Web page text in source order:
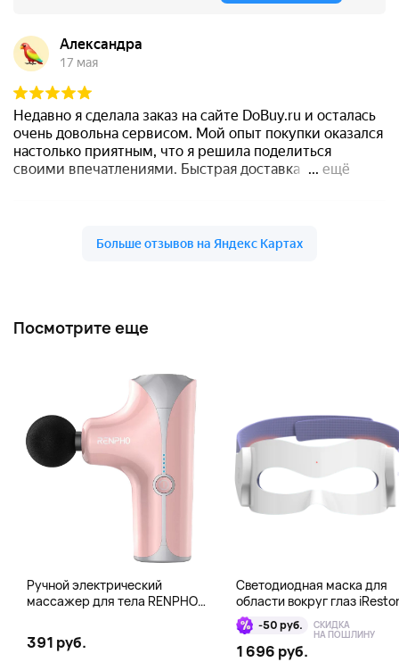
Посмотрите еще
Ручной электрический
массажер для тела RENPHO
391 руб.
Светодиодная маска для
области вокруг глаз
Illumina LED Eye Mask
-50 руб. СКИДКА
НА ПОШЛИНУ
1 696 руб.